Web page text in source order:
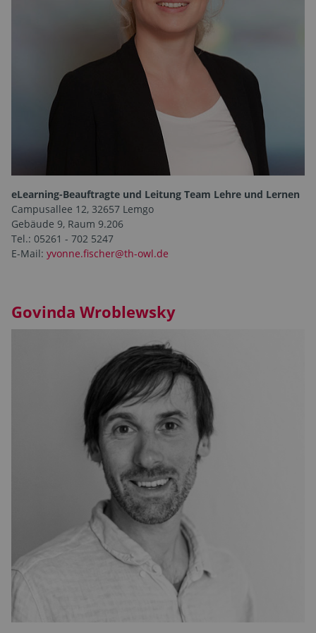
eLearning-Beauftragte und Leitung Team Lehre und Lernen
Campusallee 12, 32657 Lemgo
Gebäude 9, Raum 9.206
Tel.: 05261 - 702 5247
E-Mail: yvonne.fischer@th-owl.de
Govinda Wroblewsky